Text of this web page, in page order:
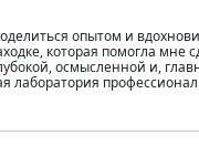
опытом и
которая помогла
осмысленной и,
лаборатория